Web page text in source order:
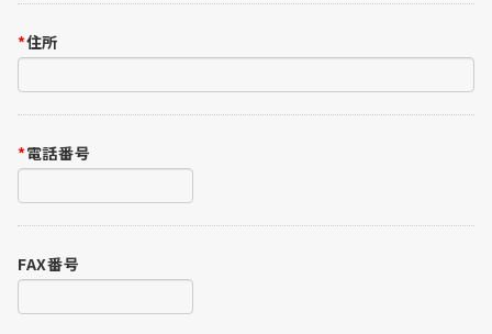
*住所
*電話番号
FAX番号